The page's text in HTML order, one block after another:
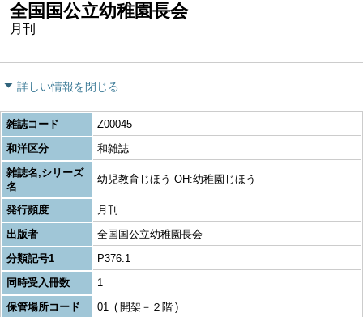
全国国公立幼稚園長会
月刊
詳しい情報を閉じる
雑誌コード
Z00045
和洋区分
和雑誌
雑誌名,シリーズ
名
幼児教育じほう OH:幼稚園じほう
発行頻度
月刊
出版者
全国国公立幼稚園長会
分類記号1
P376.1
同時受入冊数
1
保管場所コード
01
開架－２階